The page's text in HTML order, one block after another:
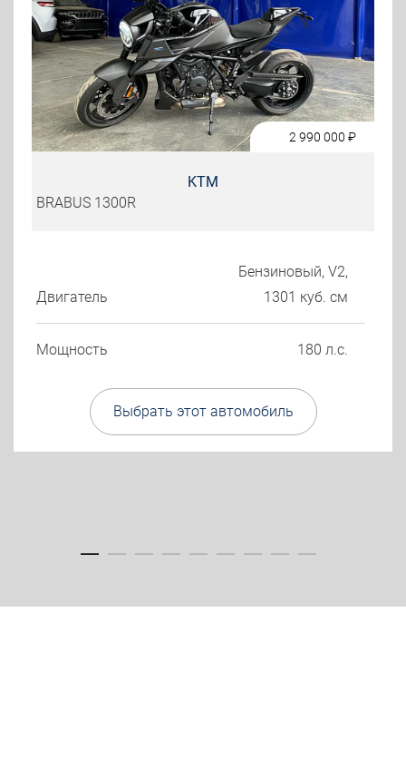
KTM
BRABUS 1300R
2 990 000 ₽
Двигатель
Бензиновый, V2,
1301 куб. см
Мощность 180 л.с.
Выбрать этот автомобиль